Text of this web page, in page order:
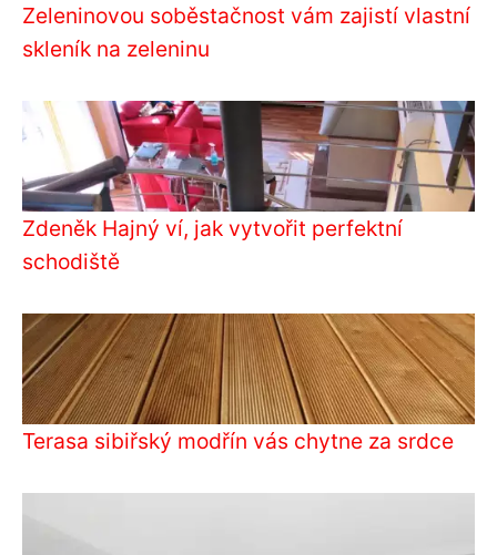
Zeleninovou soběstačnost vám zajistí vlastní
skleník na zeleninu
Zdeněk Hajný ví, jak vytvořit perfektní
schodiště
Terasa sibiřský modřín vás chytne za srdce